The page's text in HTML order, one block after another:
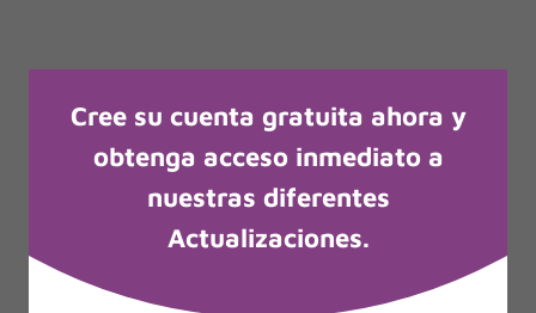
Cree su cuenta gratuita ahora y
obtenga acceso inmediato a
nuestras diferentes
Actualizaciones.